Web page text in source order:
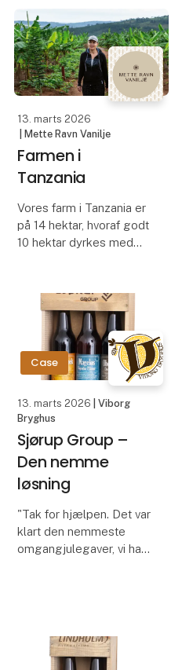
klassisk græsk
olivenmix byder på en
smagfuld oplevelse,
hvor den velkendte
mørke Kala
13. marts 2026
| Mette Ravn Vanilje
Farmen i
Tanzania
Vores farm i Tanzania er
på 14 hektar, hvoraf godt
10 hektar dyrkes med
om få år vil producere
20-30 tons grønne
vaniljestænger. De bliver
til op mo
Case
13. marts 2026
| Viborg
Bryghus
Sjørup Group –
Den nemme
løsning
"Tak for hjælpen. Det var
klart den nemmeste
omgangjulegaver, vi har
konkurrencedygtig."
Jonna Broberg, Sjørup